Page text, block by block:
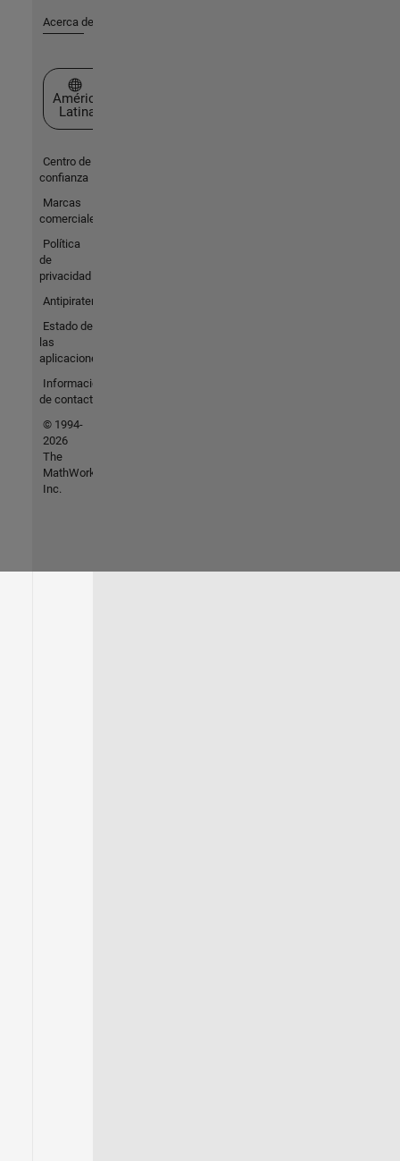
Acerca de MathWorks
Seleccione un país/idioma
América
Latina
Centro de
confianza
Marcas
comerciales
Política
de
privacidad
Antipiratería
Estado de
las
aplicaciones
Información
de contacto
© 1994-
2026
The
MathWorks,
Inc.